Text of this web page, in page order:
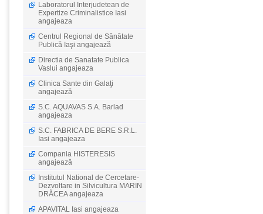
Laboratorul Interjudetean de
Expertize Criminalistice Iasi
angajeaza
Centrul Regional de Sănătate
Publică Iaşi angajează
Directia de Sanatate Publica
Vaslui angajeaza
Clinica Sante din Galaţi
angajează
S.C. AQUAVAS S.A. Barlad
angajeaza
S.C. FABRICA DE BERE S.R.L.
Iasi angajeaza
Compania HISTERESIS
angajează
Institutul National de Cercetare-
Dezvoltare in Silvicultura MARIN
DRĂCEA angajeaza
APAVITAL Iasi angajeaza